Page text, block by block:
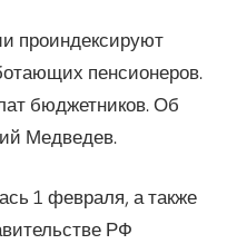
проиндексируют
пенсионеров.
бюджетников. Об
Медведев.
1 февраля, а также
РФ